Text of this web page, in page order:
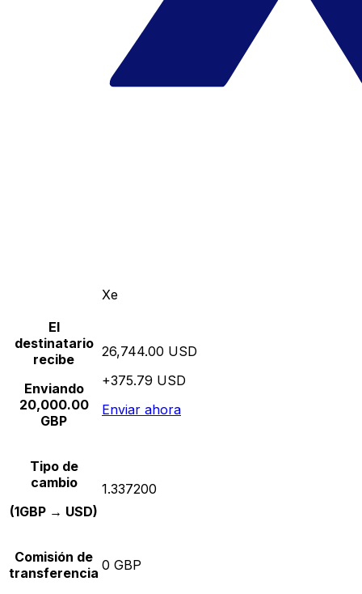
Xe
El
destinatario
recibe
Enviando
20,000.00
GBP
26,744.00 USD
+375.79 USD
Enviar ahora
Tipo de
cambio
(1GBP → USD)
1.337200
Comisión de
transferencia 0 GBP